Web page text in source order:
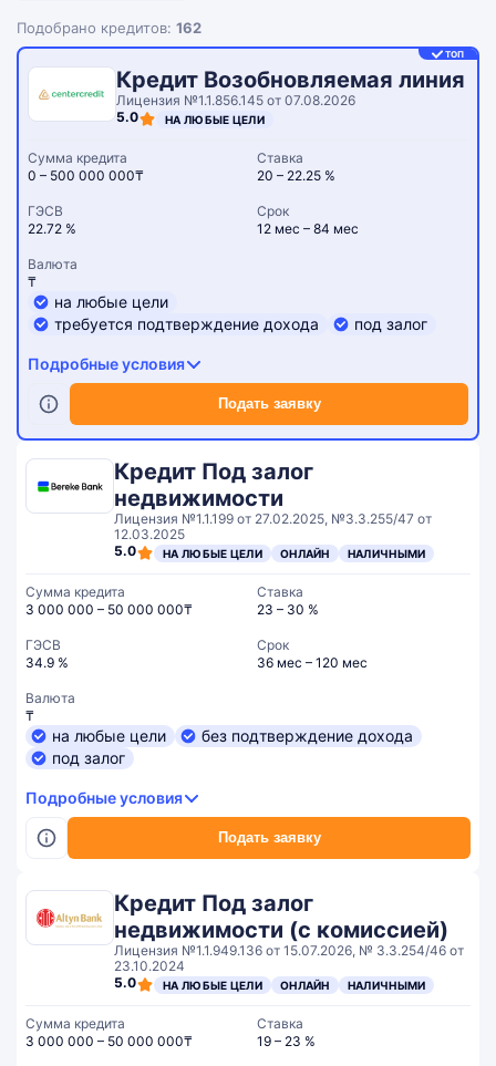
Подобрано кредитов: 162
ТОП
Кредит Возобновляемая линия
Лицензия №1.1.856.145 от 07.08.2026
5.0
НА ЛЮБЫЕ ЦЕЛИ
Подать заявку
Сумма кредита
0 – 500 000 000₸
Ставка
20 – 22.25 %
ГЭСВ
22.72 %
Срок
12 мес – 84 мес
Валюта
₸
на любые цели
требуется подтверждение дохода
под залог
Подробные условия
Кредит Под залог
недвижимости
Лицензия №1.1.199 от 27.02.2025, №3.3.255/47 от
12.03.2025
5.0
НА ЛЮБЫЕ ЦЕЛИ ОНЛАЙН НАЛИЧНЫМИ
Подать заявку
Сумма кредита
3 000 000 – 50 000 000₸
Ставка
23 – 30 %
ГЭСВ
34.9 %
Срок
36 мес – 120 мес
Валюта
₸
на любые цели
без подтверждение дохода
под залог
Подробные условия
Кредит Под залог
недвижимости (с комиссией)
Лицензия №1.1.949.136 от 15.07.2026, № 3.3.254/46 от
23.10.2024
5.0
НА ЛЮБЫЕ ЦЕЛИ ОНЛАЙН НАЛИЧНЫМИ
Сумма кредита
3 000 000 – 50 000 000₸
Ставка
19 – 23 %